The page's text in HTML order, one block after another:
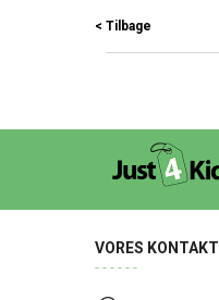
< Tilbage
VORES KONTAKT